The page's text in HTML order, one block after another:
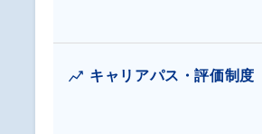
キャリアパス・評価制度